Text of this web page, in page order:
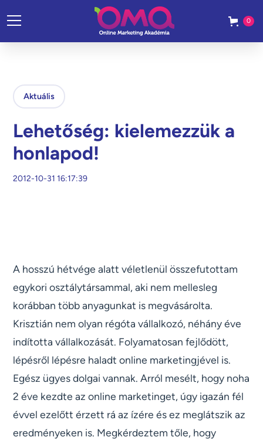
0
Aktuális
Lehetőség: kielemezzük a
honlapod!
2012-10-31 16:17:39
A hosszú hétvége alatt véletlenül összefutottam
egykori osztálytársammal, aki nem mellesleg
korábban több anyagunkat is megvásárolta.
Krisztián nem olyan régóta vállalkozó, néhány éve
indította vállalkozását. Folyamatosan fejlődött,
lépésről lépésre haladt online marketingjével is.
Egész ügyes dolgai vannak. Arról mesélt, hogy noha
2 éve kezdte az online marketinget, úgy igazán fél
évvel ezelőtt érzett rá az ízére és ez meglátszik az
eredményeken is. Megkérdeztem tőle, hogy